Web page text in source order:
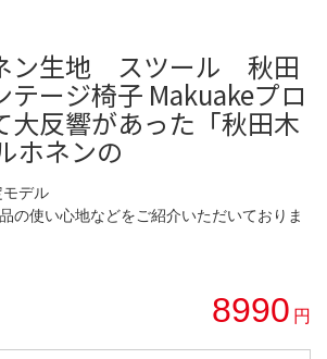
ン生地 スツール 秋田
ージ椅子 Makuakeプロ
大反響があった「秋田木
ホネンの
デル
の使い心地などをご紹介いただいておりま
8990 円